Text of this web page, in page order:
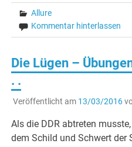
Allure
Kommentar hinterlassen
Die Lügen –
. .
Veröffentlicht am 13/03/2016
Als die DDR abtreten
dem Schild und Schwert der